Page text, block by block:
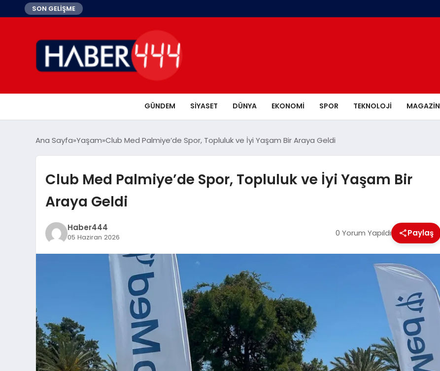
SON GELİŞME
GÜNDEM SIYASET DÜNYA EKONOMI SPOR TEKNOLOJI MAGAZIN
Ana Sayfa Yaşam Club Med Palmiye’de Spor, Topluluk ve İyi Yaşam Bir Araya Geldi
Club Med Palmiye’de Spor, Topluluk ve İyi Yaşam Bir
Araya Geldi
Haber444
05 Haziran 2026 0 Yorum Yapıldı Paylaş